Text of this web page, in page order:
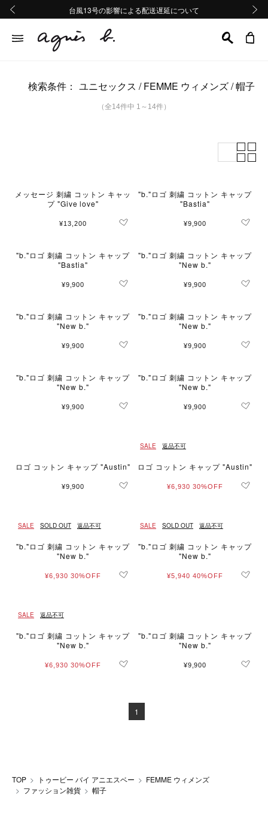
熊本地域地震の影響による配送遅延について
Summer Sale 2buy10%OFF!!
台風13号の影響による配送遅延について
熊本地域地震の影響による配送遅延について
Summer Sale 2buy10%OFF!!
検索条件： ユニセックス FEMME ウィメンズ 帽子
（全14件中 1～14件）
メッセージ 刺繍 コットン キャッ
プ "Give love"
¥13,200
"b."ロゴ 刺繍 コットン キャップ
"Bastia"
¥9,900
"b."ロゴ 刺繍 コットン キャップ
"Bastia"
¥9,900
"b."ロゴ 刺繍 コットン キャップ
"New b."
¥9,900
"b."ロゴ 刺繍 コットン キャップ
"New b."
¥9,900
"b."ロゴ 刺繍 コットン キャップ
"New b."
¥9,900
"b."ロゴ 刺繍 コットン キャップ
"New b."
¥9,900
"b."ロゴ 刺繍 コットン キャップ
"New b."
¥9,900
ロゴ コットン キャップ "Austin"
¥9,900
SALE 返品不可
ロゴ コットン キャップ "Austin"
¥6,930 30%OFF
SALE SOLD OUT 返品不可
"b."ロゴ 刺繍 コットン キャップ
"New b."
¥6,930 30%OFF
SALE SOLD OUT 返品不可
"b."ロゴ 刺繍 コットン キャップ
"New b."
¥5,940 40%OFF
SALE 返品不可
"b."ロゴ 刺繍 コットン キャップ
"New b."
¥6,930 30%OFF
"b."ロゴ 刺繍 コットン キャップ
"New b."
¥9,900
1
TOP トゥービー バイ アニエスベー
FEMME ウィメンズ
ファッション雑貨
帽子